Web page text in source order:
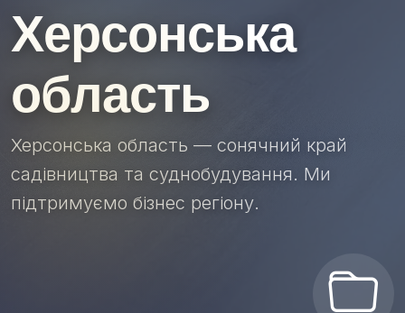
Херсонська
область
Херсонська область — сонячний край
садівництва та суднобудування. Ми
підтримуємо бізнес регіону.